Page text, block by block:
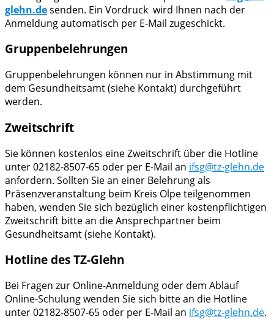
glehn.desenden. Ein Vordruck wird Ihnen nach der
Anmeldung automatisch per E-Mail zugeschickt.
Gruppenbelehrungen
Gruppenbelehrungen können nur in Abstimmung mit
dem Gesundheitsamt (siehe Kontakt) durchgeführt
werden.
Zweitschrift
Sie können kostenlos eine Zweitschrift über die Hotline
unter 02182-8507-65 oder per E-Mail an ifsg@tz-glehn.de
anfordern. Sollten Sie an einer Belehrung als
Präsenzveranstaltung beim Kreis Olpe teilgenommen
haben, wenden Sie sich bezüglich einer kostenpflichtigen
Zweitschrift bitte an die Ansprechpartner beim
Gesundheitsamt (siehe Kontakt).
Hotline des TZ-Glehn
Bei Fragen zur Online-Anmeldung oder dem Ablauf
Online-Schulung wenden Sie sich bitte an die Hotline
unter 02182-8507-65 oder per E-Mail an ifsg@tz-glehn.de.